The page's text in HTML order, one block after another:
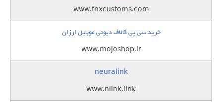
www.fnxcustoms.com
خرید سی پی کالاف دیوتی موبایل ارزان
www.mojoshop.ir
neuralink
www.nlink.link